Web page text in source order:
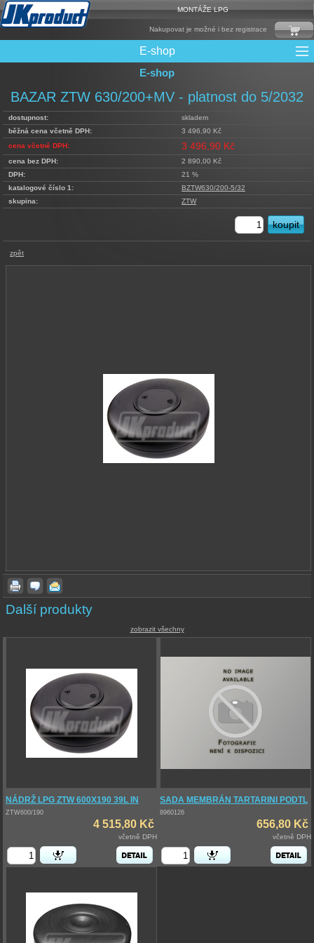
MONTÁŽE LPG
Nakupovat je možné i bez registrace
E-shop
CNG Nádrže
Elektronika + Emulátory
Filtry + Membrány
LPG Nádrže
Mixy + protizášlehové klapky
Multiventily + příslušenství
Ochrana Motoru
Přepínače
Rámy nádrží
Redukce plnění
Reduktory
Řídící jednotky + Testry
Sady + vstřikovače
Spojovací Materiál
Spotřební materiál
Trubky a Hadice
Ventily
E-shop
BAZAR ZTW 630/200+MV - platnost do 5/2032
dostupnost:
skladem
běžná cena včetně DPH:
3 496,90 Kč
cena včetně DPH:
3 496,90 Kč
cena bez DPH:
2 890,00 Kč
DPH:
21 %
katalogové číslo 1:
BZTW630/200-5/32
skupina:
ZTW
zpět
Další produkty
zobrazit všechny
NÁDRŽ LPG ZTW 600X190 39L IN
ZTW600/190
4 515,80 Kč
včetně DPH
SADA MEMBRÁN TARTARINI PODTL
8960126
656,80 Kč
včetně DPH